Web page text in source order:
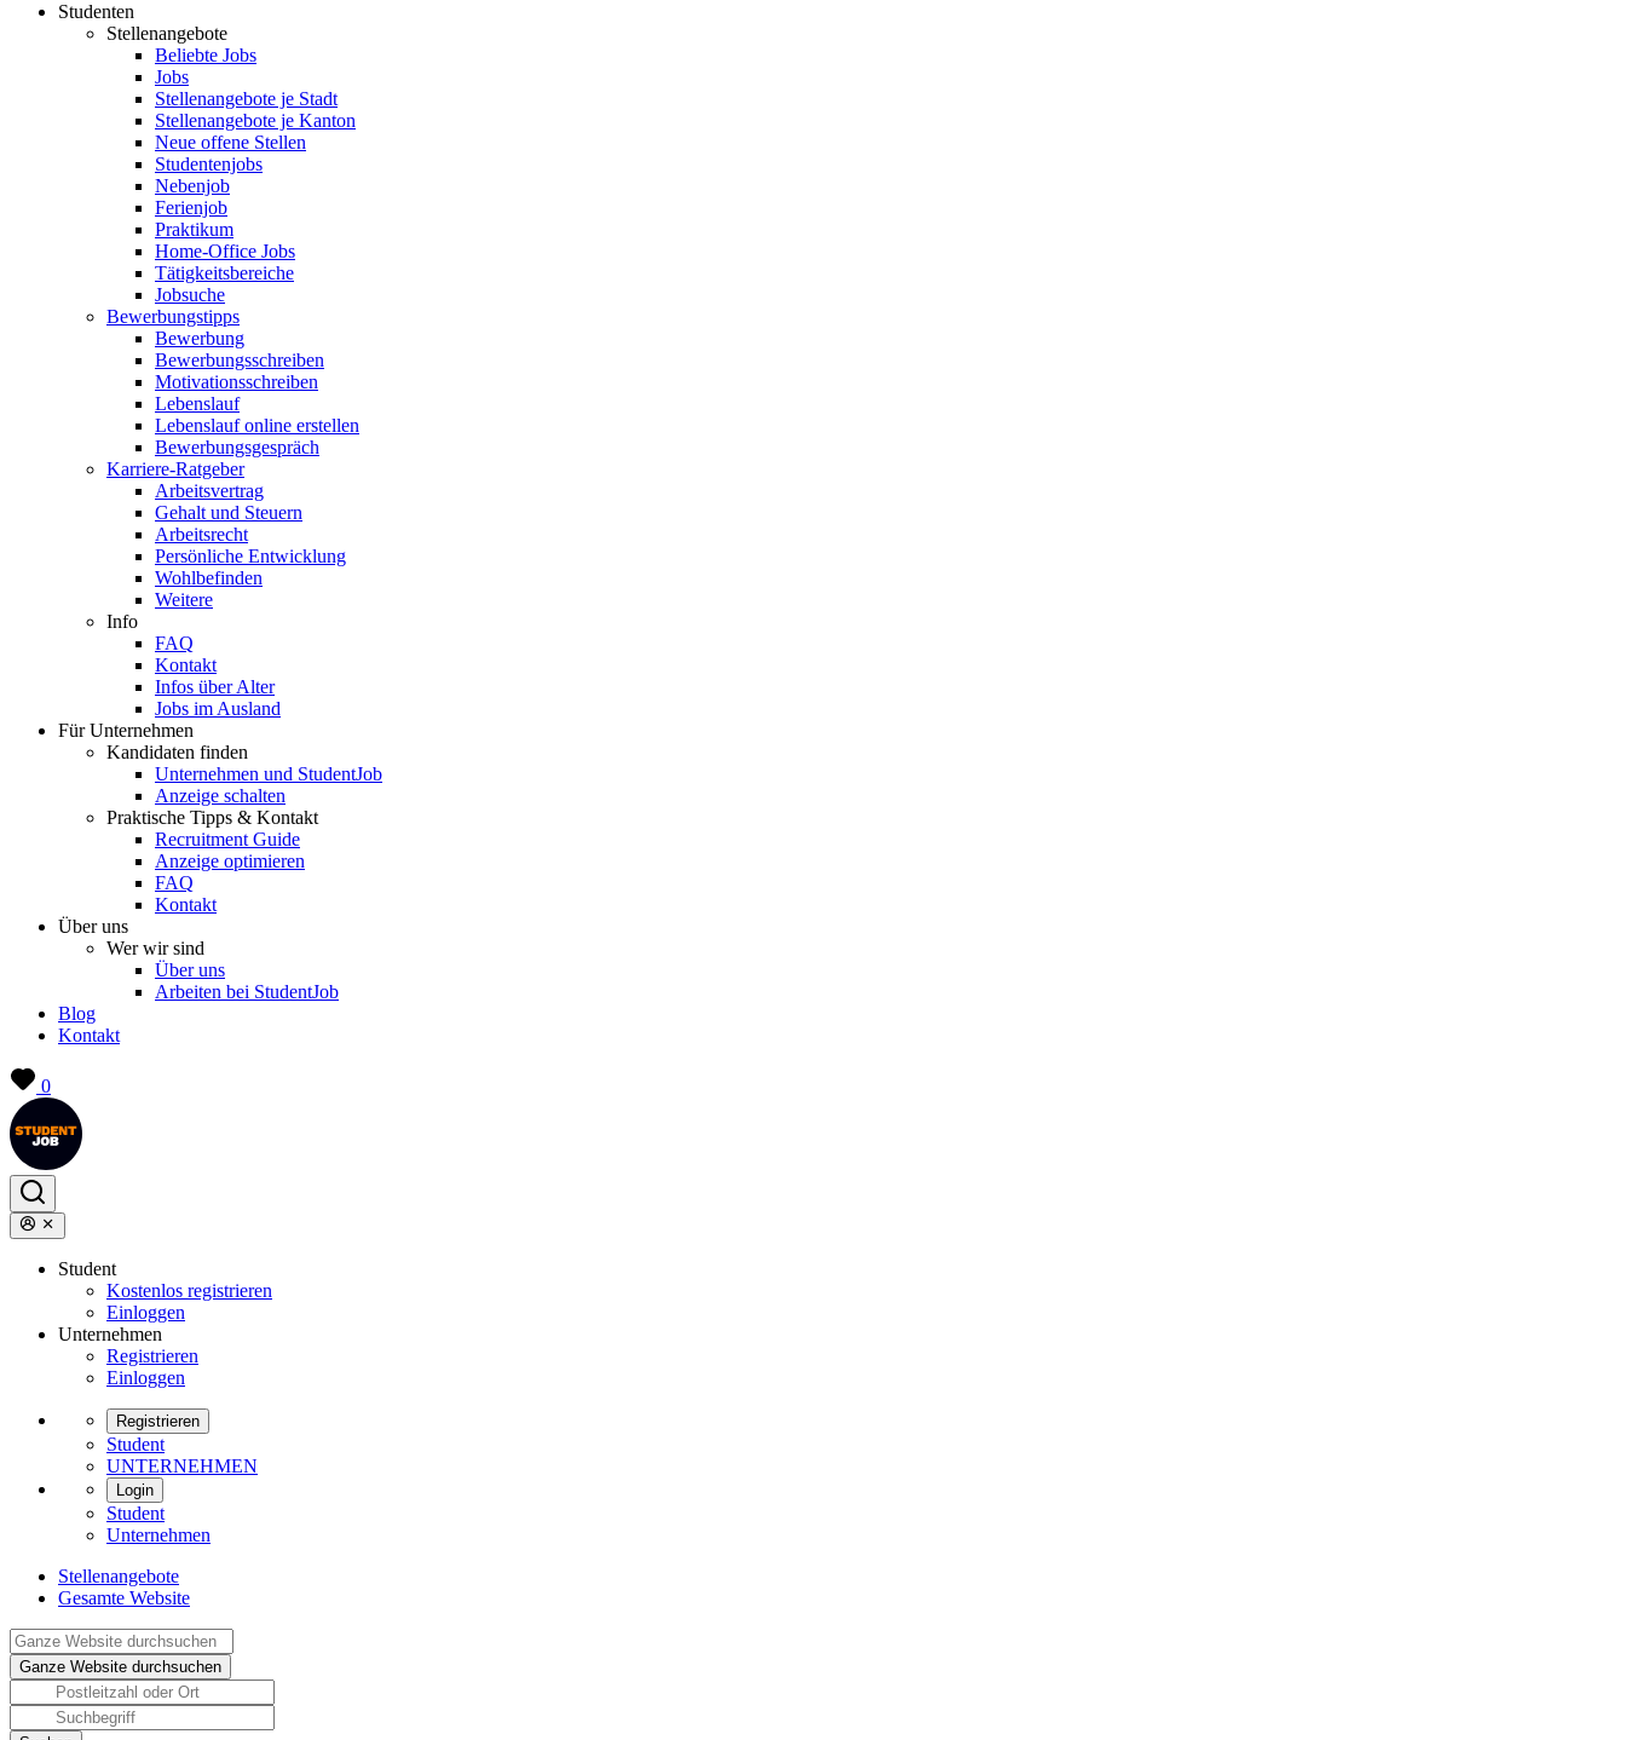
Studenten
Stellenangebote
Beliebte Jobs
Jobs
Stellenangebote je Stadt
Stellenangebote je Kanton
Neue offene Stellen
Studentenjobs
Nebenjob
Ferienjob
Praktikum
Home-Office Jobs
Tätigkeitsbereiche
Jobsuche
Bewerbungstipps
Bewerbung
Bewerbungsschreiben
Motivationsschreiben
Lebenslauf
Lebenslauf online erstellen
Bewerbungsgespräch
Karriere-Ratgeber
Arbeitsvertrag
Gehalt und Steuern
Arbeitsrecht
Persönliche Entwicklung
Wohlbefinden
Weitere
Info
FAQ
Kontakt
Infos über Alter
Jobs im Ausland
Für Unternehmen
Kandidaten finden
Unternehmen und StudentJob
Anzeige schalten
Praktische Tipps & Kontakt
Recruitment Guide
Anzeige optimieren
FAQ
Kontakt
Über uns
Wer wir sind
Über uns
Arbeiten bei StudentJob
Blog
Kontakt
0
Student
Kostenlos registrieren
Einloggen
Unternehmen
Registrieren
Einloggen
Registrieren
Student
UNTERNEHMEN
Login
Student
Unternehmen
Stellenangebote
Gesamte Website